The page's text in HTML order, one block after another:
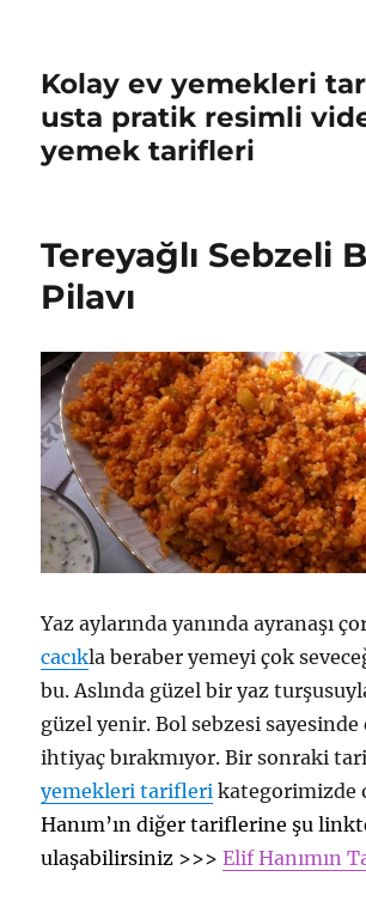
Kolay ev yemekleri
usta pratik resimli
yemek tarifleri
Tereyağlı Sebzeli
Pilavı
Yaz aylarında yanında ayranaşı
cacıkla beraber yemeyi çok
bu. Aslında güzel bir yaz
güzel yenir. Bol sebzesi sayesinde
ihtiyaç bırakmıyor. Bir sonraki
yemekleri tarifleri kategorimizde
Hanım’ın diğer tariflerine şu
ulaşabilirsiniz >>>Elif Hanımın